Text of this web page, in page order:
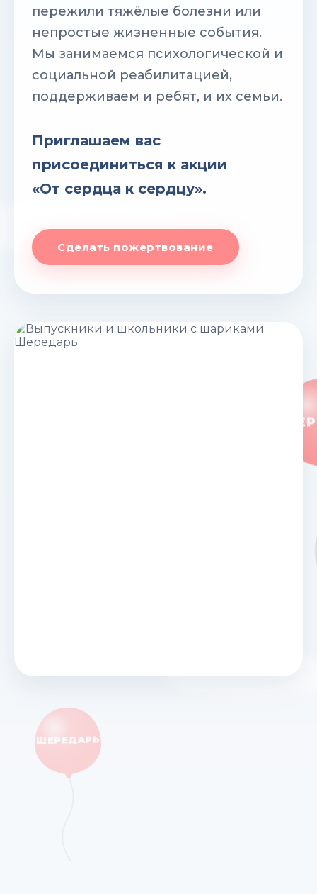
пережили тяжёлые болезни или
непростые жизненные события.
Мы занимаемся психологической и
социальной реабилитацией,
поддерживаем и ребят, и их семьи.
Приглашаем вас
присоединиться к акции
«От сердца к сердцу».
Сделать пожертвование